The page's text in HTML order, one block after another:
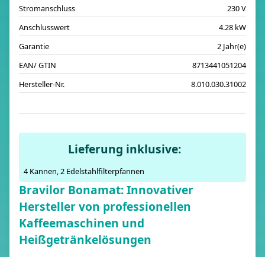
Stromanschluss
230 V
Anschlusswert
4.28 kW
Garantie
2 Jahr(e)
EAN/ GTIN
8713441051204
Hersteller-Nr.
8.010.030.31002
Lieferung inklusive:
4 Kannen, 2 Edelstahlfilterpfannen
Bravilor Bonamat: Innovativer
Hersteller von professionellen
Kaffeemaschinen und
Heißgetränkelösungen